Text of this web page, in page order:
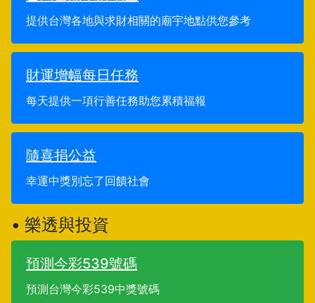
提供台灣各地與求財相關的廟宇地點供您參考
財運增幅每日任務
每天提供一項行善任務助您累積福報
隨喜捐公益
幸運中獎別忘了回饋社會
• 樂透與投資
預測今彩539號碼
預測台灣今彩539中獎號碼